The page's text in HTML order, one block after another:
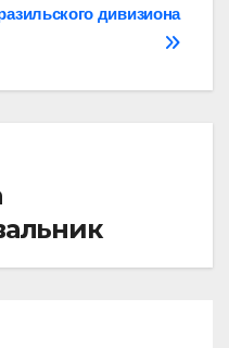
дивизиона